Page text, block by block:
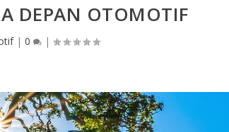
DEPAN OTOMOTIF
|0 |